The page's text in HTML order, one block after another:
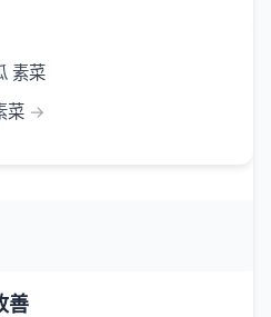
素菜
菜
善